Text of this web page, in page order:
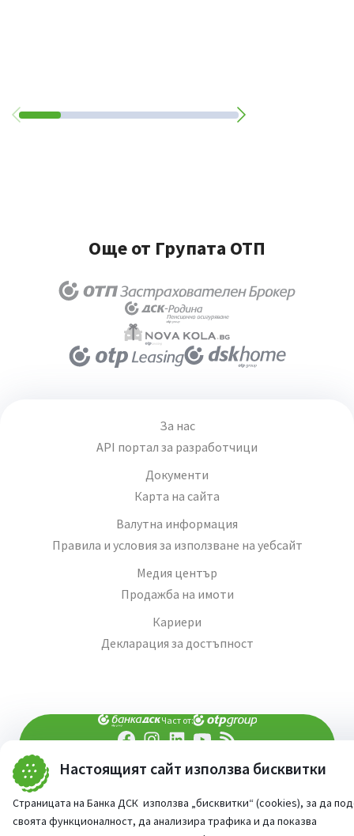
Настоящият сайт използва бисквитки
Страницата на Банка ДСК използва „бисквитки“ (cookies), за да
своята функционалност, да анализира трафика и да показва
Още от Групата ОТП
За нас
API портал за разработчици
Документи
Карта на сайта
Валутна информация
Правила и условия за използване на уебсайт
Медия център
Продажба на имоти
Кариери
Декларация за достъпност
Част от:
При въпроси -попитай AI асистента ни
Сайт от:StudioX